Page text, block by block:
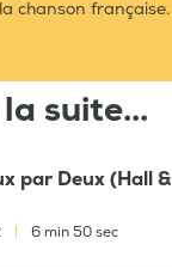
chanson française.
suite...
par Deux (Hall &
6 min 50 sec